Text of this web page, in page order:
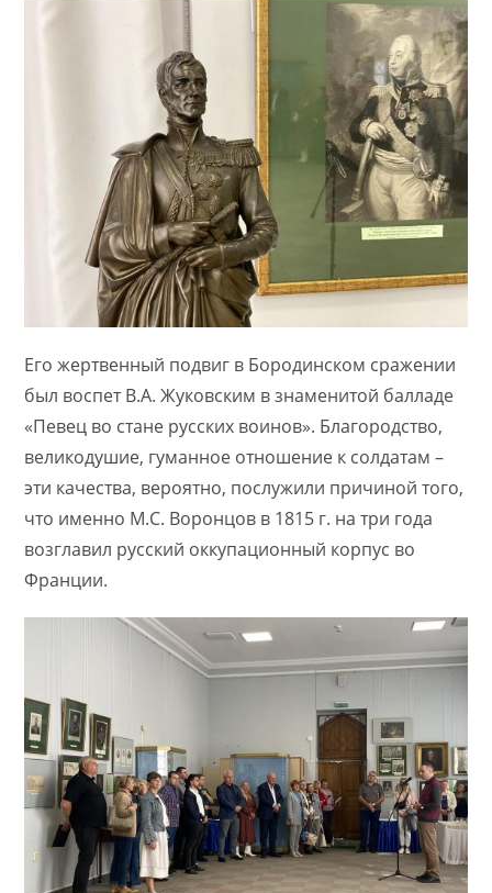
Его жертвенный подвиг в Бородинском сражении
был воспет В.А. Жуковским в знаменитой балладе
«Певец во стане русских воинов». Благородство,
великодушие, гуманное отношение к солдатам –
эти качества, вероятно, послужили причиной того,
что именно М.С. Воронцов в 1815 г. на три года
возглавил русский оккупационный корпус во
Франции.